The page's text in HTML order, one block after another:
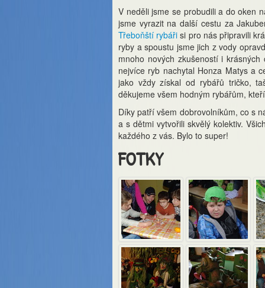
V neděli jsme se probudili a do oken
jsme vyrazit na další cestu za
Třeboňští rybářisi pro nás připravili
ryby a spoustu jsme jich z vody
mnoho nových zkušeností i
nejvíce ryb nachytal Honza Matys a
jako vždy získal od rybářů tričko,
děkujeme všem hodným rybářům,
Díky patří všem dobrovolníkům, co s
a s dětmi vytvořili skvělý kolektiv.
každého z vás. Bylo to super!
FOTKY